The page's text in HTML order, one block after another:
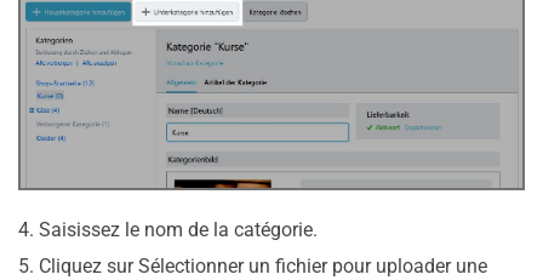
4. Saisissez le nom de la catégorie.
5. Cliquez sur Sélectionner un fichier pour uploader une